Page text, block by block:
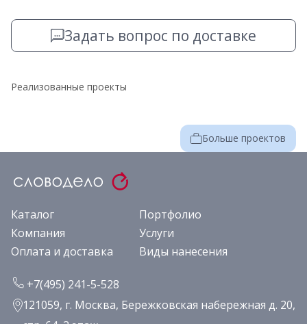
Задать вопрос по доставке
Реализованные проекты
Больше проектов
Каталог
Портфолио
Компания
Услуги
Оплата и доставка
Виды нанесения
+7(495) 241-5-528
121059, г. Москва, Бережковская набережная д. 20,